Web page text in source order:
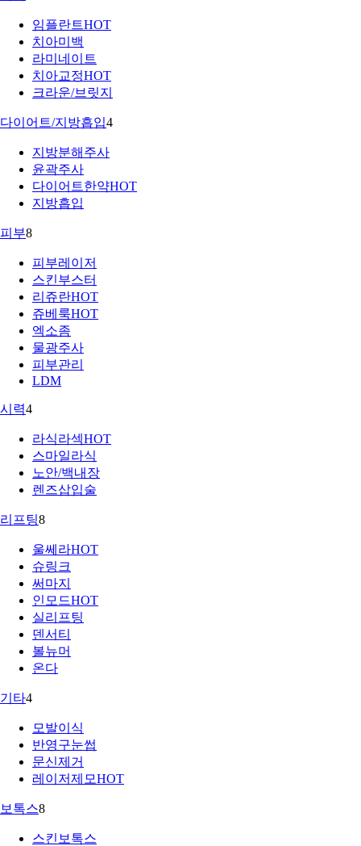
임플란트HOT
치아미백
라미네이트
치아교정HOT
크라운/브릿지
다이어트/지방흡입4
지방분해주사
윤곽주사
다이어트한약HOT
지방흡입
피부8
피부레이저
스킨부스터
리쥬란HOT
쥬베룩HOT
엑소좀
물광주사
피부관리
LDM
시력4
라식라섹HOT
스마일라식
노안/백내장
렌즈삽입술
리프팅8
울쎄라HOT
슈링크
써마지
인모드HOT
실리프팅
덴서티
볼뉴머
온다
기타4
모발이식
반영구눈썹
문신제거
레이저제모HOT
보톡스8
스킨보톡스